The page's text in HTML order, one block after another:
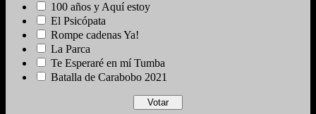
100 años y Aquí estoy
El Psicópata
Rompe cadenas Ya!
La Parca
Te Esperaré en mí Tumba
Batalla de Carabobo 2021